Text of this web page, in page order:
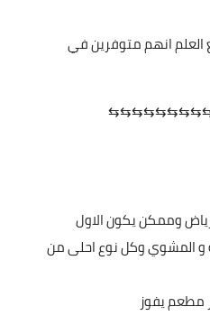
العلم انهم متوفرين في
وممكن يكون الاول
و المشوي وكل نوع احلى من
مطعم يفوز